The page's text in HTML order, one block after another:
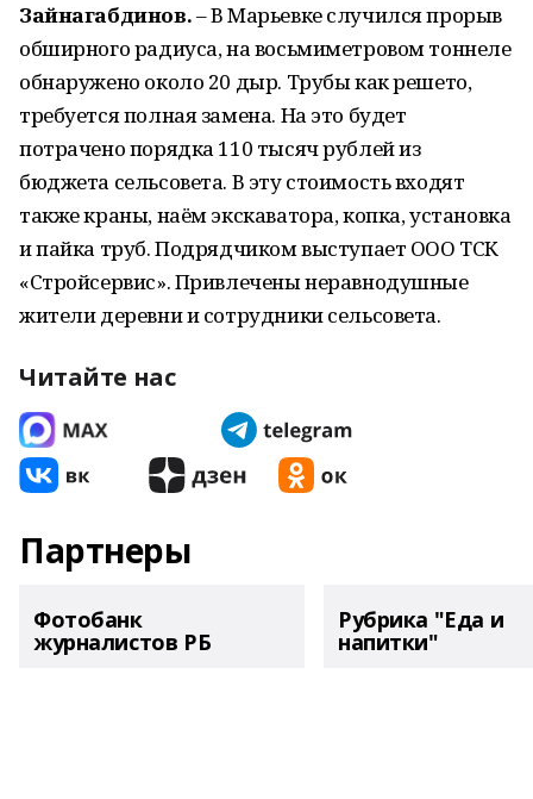
Зайнагабдинов.– В Марьевке случился прорыв
обширного радиуса, на восьмиметровом тоннеле
обнаружено около 20 дыр. Трубы как решето,
требуется полная замена. На это будет
потрачено порядка 110 тысяч рублей из
бюджета сельсовета. В эту стоимость входят
также краны, наём экскаватора, копка, установка
и пайка труб. Подрядчиком выступает ООО ТСК
«Стройсервис». Привлечены неравнодушные
жители деревни и сотрудники сельсовета.
Читайте нас
Партнеры
Фотобанк
журналистов РБ
Рубрика "Еда и
напитки"